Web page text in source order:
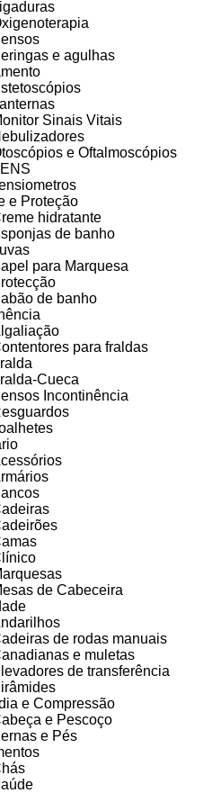
e agulhas
Sinais Vitais
e Oftalmoscópios
e Proteção
hidratante
de banho
para Marquesa
de banho
para fraldas
Cueca
Incontinência
de Cabeceira
de rodas manuais
e muletas
de transferência
e Compressão
e Pescoço
e Pés